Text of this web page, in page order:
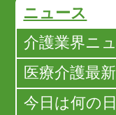
ニュース
介護業界ニ
医療介護最
今日は何の